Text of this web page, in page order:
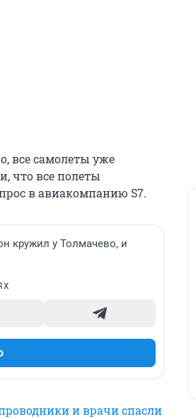
все самолеты уже
что все полеты
в авиакомпанию S7.
кружил у Толмачево, и
и врачи спасли